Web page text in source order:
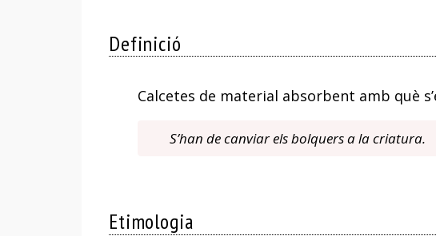
Definició
Calcetes de material absorbent amb què
S’han de canviar els bolquers a la criatura.
Etimologia